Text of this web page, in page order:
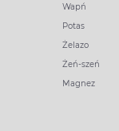
Wapń
Potas
Żelazo
Żeń-szeń
Magnez